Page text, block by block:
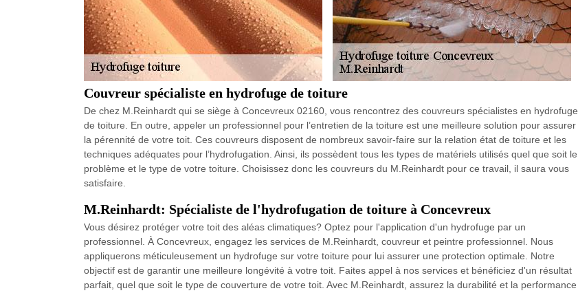
Couvreur spécialiste en hydrofuge de toiture
De chez M.Reinhardt qui se siège à Concevreux 02160, vous rencontrez des couvreurs spécialistes en hydrofuge
de toiture. En outre, appeler un professionnel pour l’entretien de la toiture est une meilleure solution pour assurer
la pérennité de votre toit. Ces couvreurs disposent de nombreux savoir-faire sur la relation état de toiture et les
techniques adéquates pour l’hydrofugation. Ainsi, ils possèdent tous les types de matériels utilisés quel que soit le
problème et le type de votre toiture. Choisissez donc les couvreurs du M.Reinhardt pour ce travail, il saura vous
satisfaire.
M.Reinhardt: Spécialiste de l'hydrofugation de toiture à Concevreux
Vous désirez protéger votre toit des aléas climatiques? Optez pour l'application d'un hydrofuge par un
professionnel. À Concevreux, engagez les services de M.Reinhardt, couvreur et peintre professionnel. Nous
appliquerons méticuleusement un hydrofuge sur votre toiture pour lui assurer une protection optimale. Notre
objectif est de garantir une meilleure longévité à votre toit. Faites appel à nos services et bénéficiez d'un résultat
parfait, quel que soit le type de couverture de votre toit. Avec M.Reinhardt, assurez la durabilité et la performance